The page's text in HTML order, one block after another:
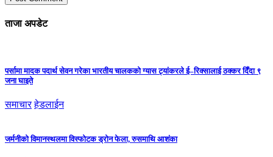
ताजा अपडेट
पर्सामा मादक पदार्थ सेवन गरेका भारतीय चालकको ग्यास ट्यांकरले ई–रिक्सालाई ठक्कर दिँदा ९
जना घाइते
समाचार हेडलाईन
जर्मनीको विमानस्थलमा विस्फोटक ड्रोन फेला, रुसमाथि आशंका